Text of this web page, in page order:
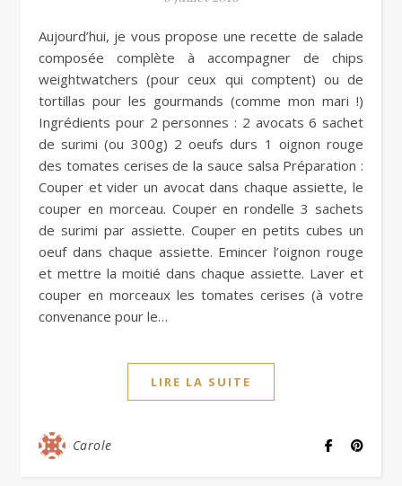
Aujourd’hui, je vous propose une recette de salade
composée complète à accompagner de chips
weightwatchers (pour ceux qui comptent) ou de
tortillas pour les gourmands (comme mon mari !)
Ingrédients pour 2 personnes : 2 avocats 6 sachet
de surimi (ou 300g) 2 oeufs durs 1 oignon rouge
des tomates cerises de la sauce salsa Préparation :
Couper et vider un avocat dans chaque assiette, le
couper en morceau. Couper en rondelle 3 sachets
de surimi par assiette. Couper en petits cubes un
oeuf dans chaque assiette. Emincer l’oignon rouge
et mettre la moitié dans chaque assiette. Laver et
couper en morceaux les tomates cerises (à votre
convenance pour le…
LIRE LA SUITE
Carole